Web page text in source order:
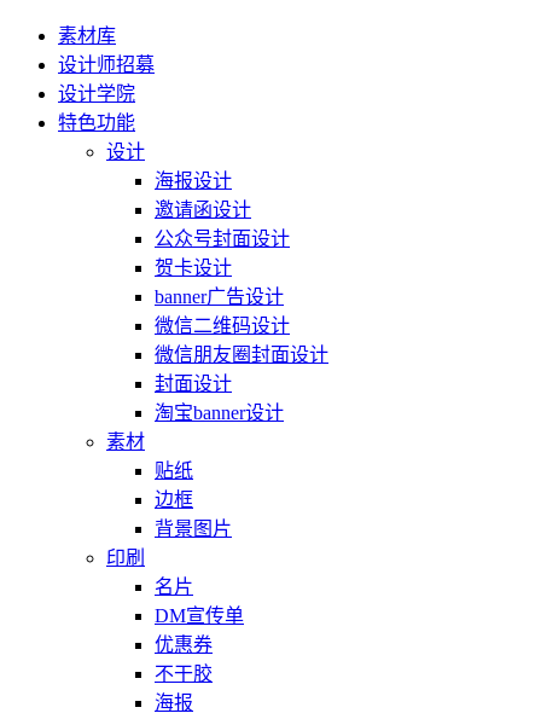
素材库
设计师招募
设计学院
特色功能
设计
海报设计
邀请函设计
公众号封面设计
贺卡设计
banner广告设计
微信二维码设计
微信朋友圈封面设计
封面设计
淘宝banner设计
素材
贴纸
边框
背景图片
印刷
名片
DM宣传单
优惠券
不干胶
海报